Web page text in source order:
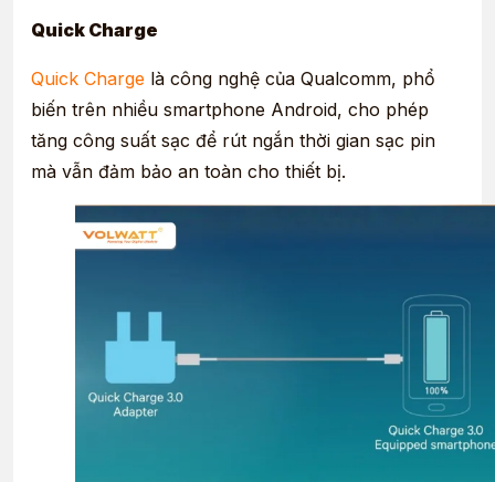
Quick Charge
Quick Charge là công nghệ của Qualcomm, phổ
biến trên nhiều smartphone Android, cho phép
tăng công suất sạc để rút ngắn thời gian sạc pin
mà vẫn đảm bảo an toàn cho thiết bị.